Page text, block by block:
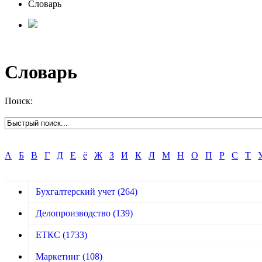
Словарь
Словарь
Поиск:
А Б В Г Д Е ё Ж З И К Л М Н О П Р С Т
Бухгалтерский учет (264)
Делопроизводство (139)
ЕТКС (1733)
Маркетинг (108)